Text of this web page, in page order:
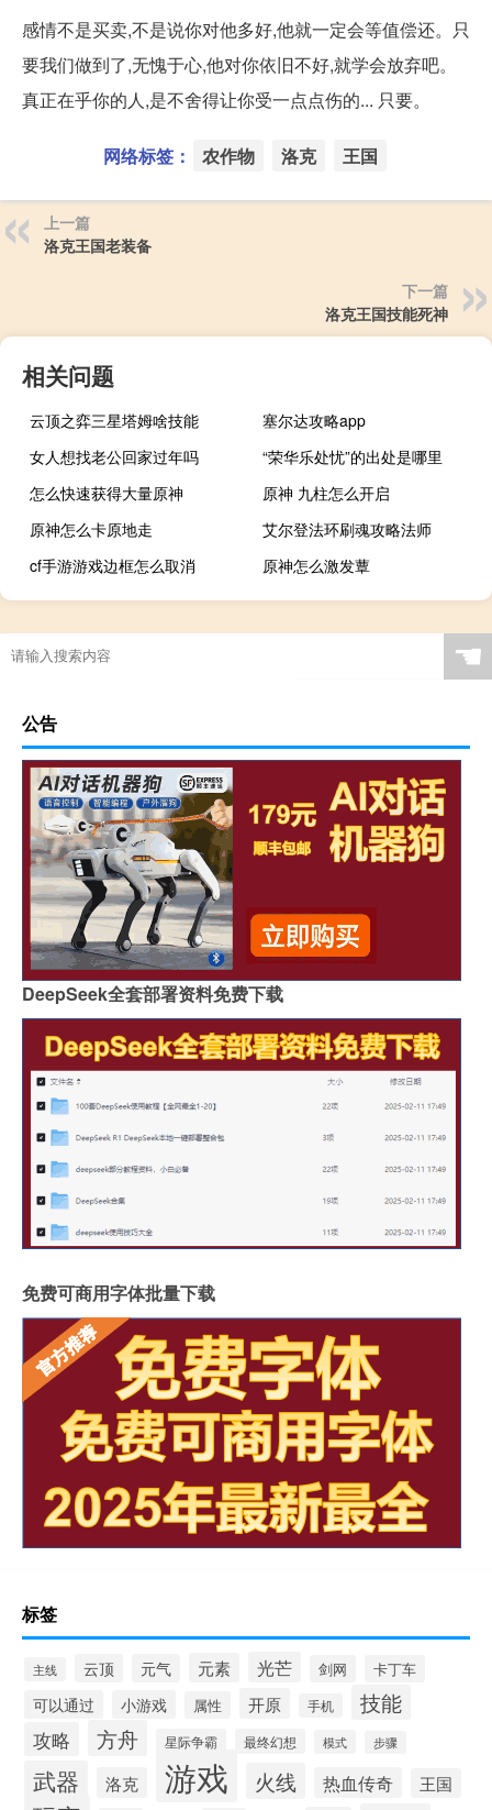
感情不是买卖,不是说你对他多好,他就一定会等值偿还。只
要我们做到了,无愧于心,他对你依旧不好,就学会放弃吧。
真正在乎你的人,是不舍得让你受一点点伤的... 只要。
网络标签： 农作物 洛克 王国
上一篇
洛克王国老装备
下一篇
洛克王国技能死神
相关问题
云顶之弈三星塔姆啥技能
塞尔达攻略app
女人想找老公回家过年吗
“荣华乐处忧”的出处是哪里
怎么快速获得大量原神
原神 九柱怎么开启
原神怎么卡原地走
艾尔登法环刷魂攻略法师
cf手游游戏边框怎么取消
原神怎么激发蕈
☚
公告
DeepSeek全套部署资料免费下载
免费可商用字体批量下载
标签
主线 云顶 元气 元素 光芒 剑网 卡丁车
可以通过 小游戏 属性 开原 手机 技能
攻略 方舟 星际争霸 最终幻想 模式 步骤
武器 洛克 游戏 火线 热血传奇 王国